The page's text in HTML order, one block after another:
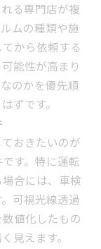
る専門店が複
ムの種類や施
から依頼する
能性が高まり
のかを優先順
ずです。
おきたいのが
す。特に運転
合には、車検
可視光線透過
値化したもの
見えます。